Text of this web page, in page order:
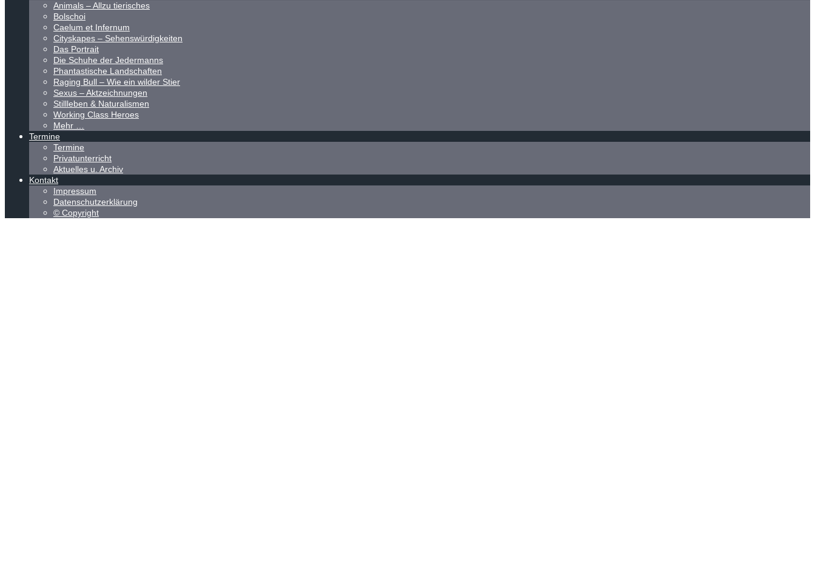
Animals – Allzu tierisches
Bolschoi
Caelum et Infernum
Cityskapes – Sehenswürdigkeiten
Das Portrait
Die Schuhe der Jedermanns
Phantastische Landschaften
Raging Bull – Wie ein wilder Stier
Sexus – Aktzeichnungen
Stillleben & Naturalismen
Working Class Heroes
Mehr …
Termine
Termine
Privatunterricht
Aktuelles u. Archiv
Kontakt
Impressum
Datenschutzerklärung
© Copyright